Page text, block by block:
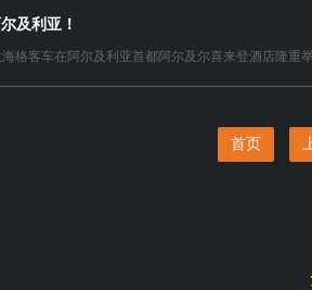
及利亚！
客车在阿尔及利亚首都阿尔及尔喜来登酒店隆重
首页